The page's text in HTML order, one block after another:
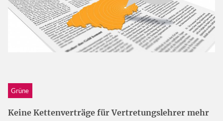
Grüne
Keine Kettenverträge für Vertretungslehrer mehr